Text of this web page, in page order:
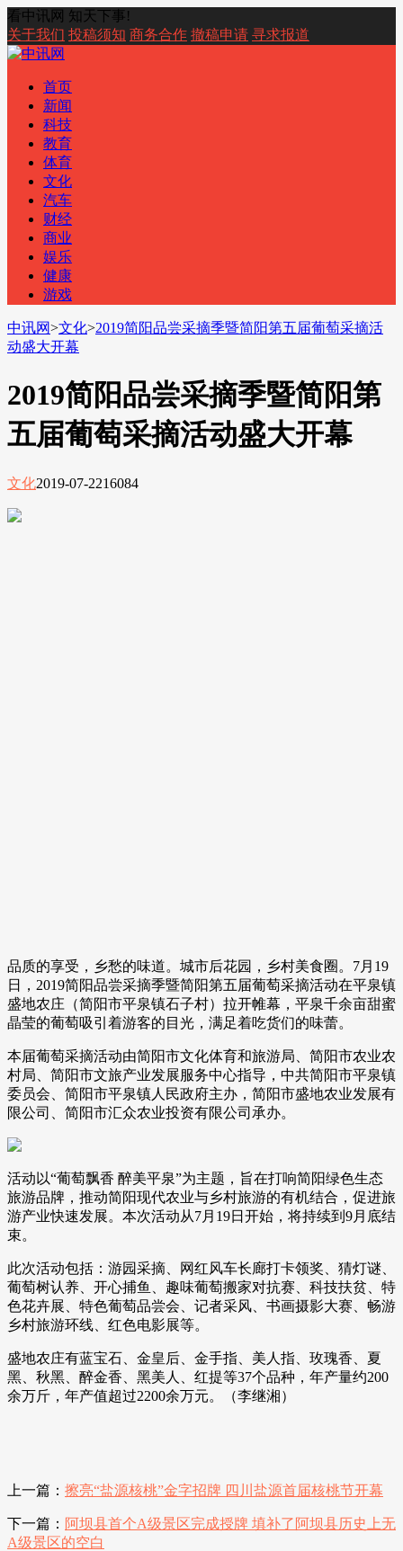
看中讯网 知天下事!
关于我们 投稿须知 商务合作 撤稿申请 寻求报道
首页
新闻
科技
教育
体育
文化
汽车
财经
商业
娱乐
健康
游戏
中讯网>文化>2019简阳品尝采摘季暨简阳第五届葡萄采摘活
动盛大开幕
2019简阳品尝采摘季暨简阳第
五届葡萄采摘活动盛大开幕
文化2019-07-2216084
品质的享受，乡愁的味道。城市后花园，乡村美食圈。7月19
日，2019简阳品尝采摘季暨简阳第五届葡萄采摘活动在平泉镇
盛地农庄（简阳市平泉镇石子村）拉开帷幕，平泉千余亩甜蜜
晶莹的葡萄吸引着游客的目光，满足着吃货们的味蕾。
本届葡萄采摘活动由简阳市文化体育和旅游局、简阳市农业农
村局、简阳市文旅产业发展服务中心指导，中共简阳市平泉镇
委员会、简阳市平泉镇人民政府主办，简阳市盛地农业发展有
限公司、简阳市汇众农业投资有限公司承办。
活动以“葡萄飘香 醉美平泉”为主题，旨在打响简阳绿色生态
旅游品牌，推动简阳现代农业与乡村旅游的有机结合，促进旅
游产业快速发展。本次活动从7月19日开始，将持续到9月底结
束。
此次活动包括：游园采摘、网红风车长廊打卡领奖、猜灯谜、
葡萄树认养、开心捕鱼、趣味葡萄搬家对抗赛、科技扶贫、特
色花卉展、特色葡萄品尝会、记者采风、书画摄影大赛、畅游
乡村旅游环线、红色电影展等。
盛地农庄有蓝宝石、金皇后、金手指、美人指、玫瑰香、夏
黑、秋黑、醉金香、黑美人、红提等37个品种，年产量约200
余万斤，年产值超过2200余万元。（李继湘）
上一篇： 擦亮“盐源核桃”金字招牌 四川盐源首届核桃节开幕
下一篇： 阿坝县首个A级景区完成授牌 填补了阿坝县历史上无
A级景区的空白